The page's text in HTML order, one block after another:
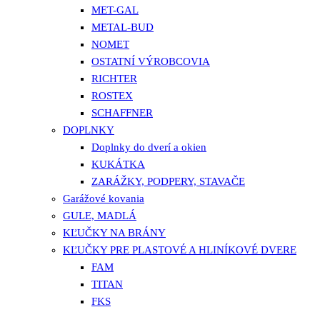
MET-GAL
METAL-BUD
NOMET
OSTATNÍ VÝROBCOVIA
RICHTER
ROSTEX
SCHAFFNER
DOPLNKY
Doplnky do dverí a okien
KUKÁTKA
ZARÁŽKY, PODPERY, STAVAČE
Garážové kovania
GULE, MADLÁ
KĽUČKY NA BRÁNY
KĽUČKY PRE PLASTOVÉ A HLINÍKOVÉ DVERE
FAM
TITAN
FKS